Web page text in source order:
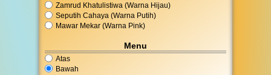
Zamrud Khatulistiwa (Warna Hijau)
Seputih Cahaya (Warna Putih)
Mawar Mekar (Warna Pink)
Menu
Atas
Bawah